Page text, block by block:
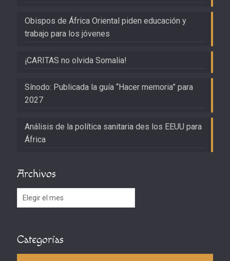
Obispos de África Oriental piden educación y
trabajo para los jóvenes
¡CARITAS no olvida Somalia!
Sínodo: Publicada la guía “Hacer memoria” para
2027
Análisis de la política sanitaria des los EEUU para
África
Archivos
Archivos
Categorías